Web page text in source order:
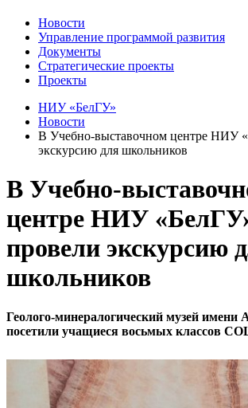
Новости
Управление программой развития
Документы
Стратегические проекты
Проекты
НИУ «БелГУ»
Новости
В Учебно-выставочном центре НИУ
экскурсию для школьников
В Учебно-
центре НИУ
провели экскурсию
школьников
Геолого-минералогический музей имени
посетили учащиеся восьмых классов